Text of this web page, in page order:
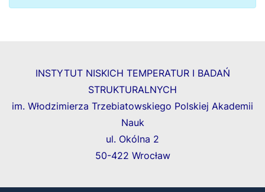
INSTYTUT NISKICH TEMPERATUR I BADAŃ
STRUKTURALNYCH
im. Włodzimierza Trzebiatowskiego Polskiej Akademii
Nauk
ul. Okólna 2
50-422 Wrocław